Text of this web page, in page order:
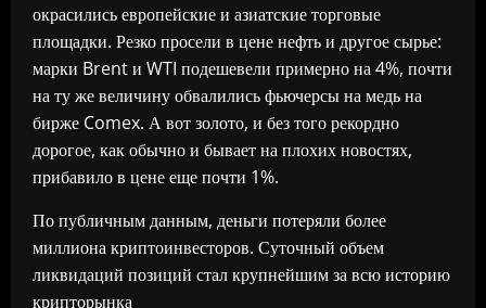
окрасились европейские и азиатские торговые
площадки. Резко просели в цене нефть и другое сырье:
марки Brent и WTI подешевели примерно на 4%, почти
на ту же величину обвалились фьючерсы на медь на
бирже Comex. А вот золото, и без того рекордно
дорогое, как обычно и бывает на плохих новостях,
прибавило в цене еще почти 1%.
По публичным данным, деньги потеряли более
миллиона криптоинвесторов. Суточный объем
ликвидаций позиций стал крупнейшим за всю историю
крипторынка